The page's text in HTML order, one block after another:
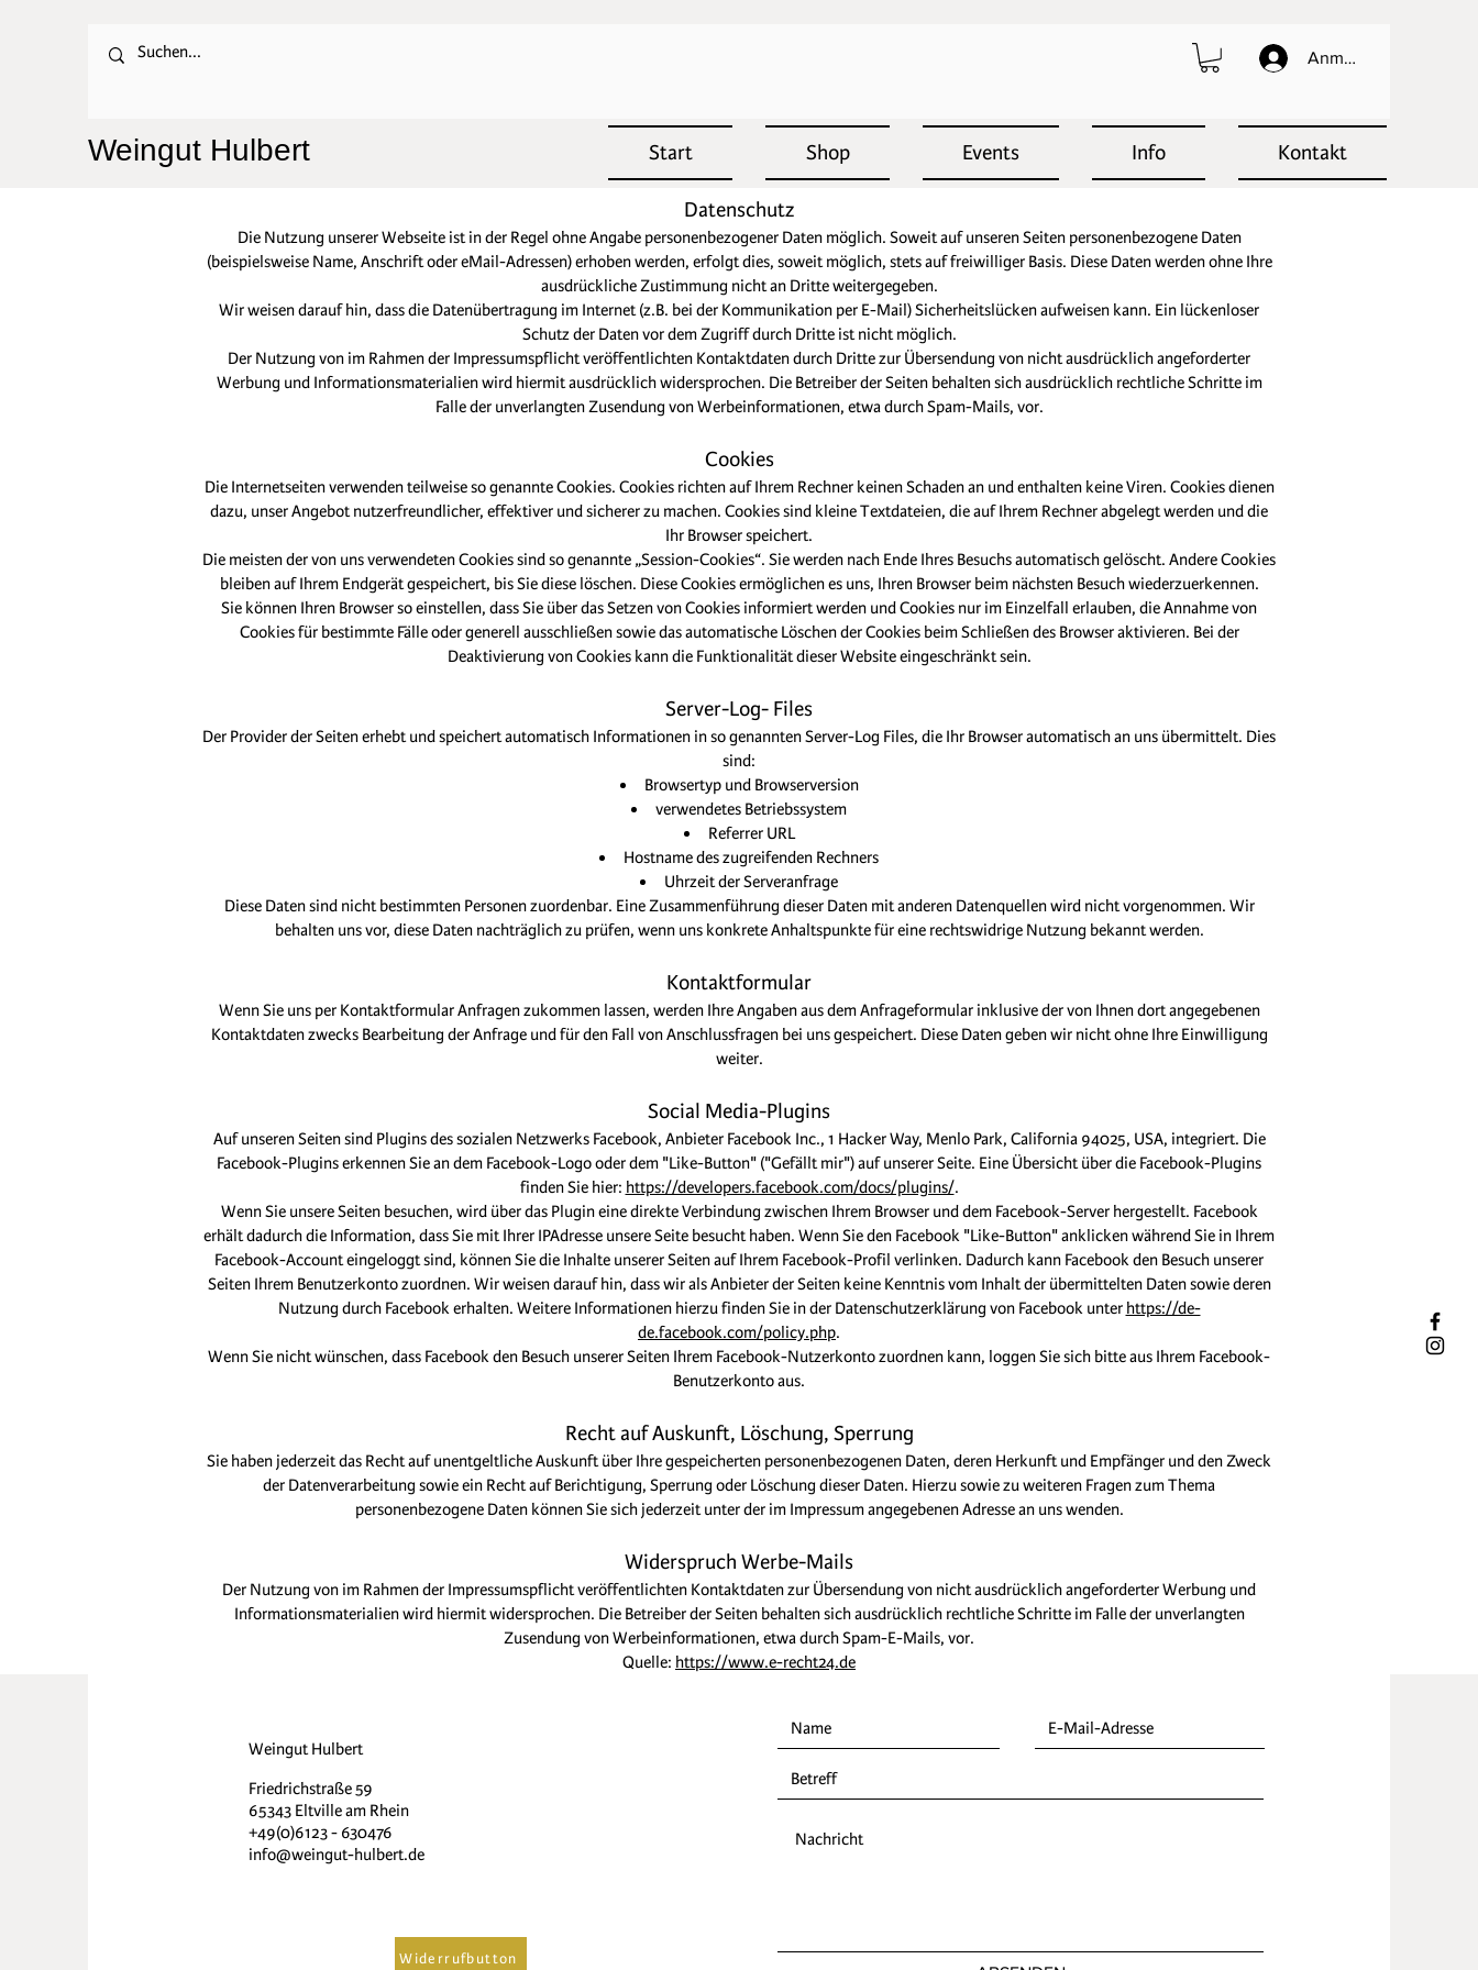
Anmelden
Weingut Hulbert Start Shop Events Info Kontakt
Datenschutz
Die Nutzung unserer Webseite ist in der Regel ohne Angabe personenbezogener Daten möglich. Soweit auf unseren Seiten personenbezogene Daten
(beispielsweise Name, Anschrift oder eMail-Adressen) erhoben werden, erfolgt dies, soweit möglich, stets auf freiwilliger Basis. Diese Daten werden ohne Ihre
ausdrückliche Zustimmung nicht an Dritte weitergegeben.
Wir weisen darauf hin, dass die Datenübertragung im Internet (z.B. bei der Kommunikation per E-Mail) Sicherheitslücken aufweisen kann. Ein lückenloser
Schutz der Daten vor dem Zugriff durch Dritte ist nicht möglich.
Der Nutzung von im Rahmen der Impressumspflicht veröffentlichten Kontaktdaten durch Dritte zur Übersendung von nicht ausdrücklich angeforderter
Werbung und Informationsmaterialien wird hiermit ausdrücklich widersprochen. Die Betreiber der Seiten behalten sich ausdrücklich rechtliche Schritte im
Falle der unverlangten Zusendung von Werbeinformationen, etwa durch Spam-Mails, vor.
Cookies
Die Internetseiten verwenden teilweise so genannte Cookies. Cookies richten auf Ihrem Rechner keinen Schaden an und enthalten keine Viren. Cookies dienen
dazu, unser Angebot nutzerfreundlicher, effektiver und sicherer zu machen. Cookies sind kleine Textdateien, die auf Ihrem Rechner abgelegt werden und die
Ihr Browser speichert.
Die meisten der von uns verwendeten Cookies sind so genannte „Session-Cookies“. Sie werden nach Ende Ihres Besuchs automatisch gelöscht. Andere Cookies
bleiben auf Ihrem Endgerät gespeichert, bis Sie diese löschen. Diese Cookies ermöglichen es uns, Ihren Browser beim nächsten Besuch wiederzuerkennen.
Sie können Ihren Browser so einstellen, dass Sie über das Setzen von Cookies informiert werden und Cookies nur im Einzelfall erlauben, die Annahme von
Cookies für bestimmte Fälle oder generell ausschließen sowie das automatische Löschen der Cookies beim Schließen des Browser aktivieren. Bei der
Deaktivierung von Cookies kann die Funktionalität dieser Website eingeschränkt sein.
Server-Log- Files
Der Provider der Seiten erhebt und speichert automatisch Informationen in so genannten Server-Log Files, die Ihr Browser automatisch an uns übermittelt. Dies
sind:
Browsertyp und Browserversion
verwendetes Betriebssystem
Referrer URL
Hostname des zugreifenden Rechners
Uhrzeit der Serveranfrage
Diese Daten sind nicht bestimmten Personen zuordenbar. Eine Zusammenführung dieser Daten mit anderen Datenquellen wird nicht vorgenommen. Wir
behalten uns vor, diese Daten nachträglich zu prüfen, wenn uns konkrete Anhaltspunkte für eine rechtswidrige Nutzung bekannt werden.
Kontaktformular
Wenn Sie uns per Kontaktformular Anfragen zukommen lassen, werden Ihre Angaben aus dem Anfrageformular inklusive der von Ihnen dort angegebenen
Kontaktdaten zwecks Bearbeitung der Anfrage und für den Fall von Anschlussfragen bei uns gespeichert. Diese Daten geben wir nicht ohne Ihre Einwilligung
weiter.
Social Media-Plugins
Auf unseren Seiten sind Plugins des sozialen Netzwerks Facebook, Anbieter Facebook Inc., 1 Hacker Way, Menlo Park, California 94025, USA, integriert. Die
Facebook-Plugins erkennen Sie an dem Facebook-Logo oder dem "Like-Button" ("Gefällt mir") auf unserer Seite. Eine Übersicht über die Facebook-Plugins
finden Sie hier: https://developers.facebook.com/docs/plugins/.
Wenn Sie unsere Seiten besuchen, wird über das Plugin eine direkte Verbindung zwischen Ihrem Browser und dem Facebook-Server hergestellt. Facebook
erhält dadurch die Information, dass Sie mit Ihrer IPAdresse unsere Seite besucht haben. Wenn Sie den Facebook "Like-Button" anklicken während Sie in Ihrem
Facebook-Account eingeloggt sind, können Sie die Inhalte unserer Seiten auf Ihrem Facebook-Profil verlinken. Dadurch kann Facebook den Besuch unserer
Seiten Ihrem Benutzerkonto zuordnen. Wir weisen darauf hin, dass wir als Anbieter der Seiten keine Kenntnis vom Inhalt der übermittelten Daten sowie deren
Nutzung durch Facebook erhalten. Weitere Informationen hierzu finden Sie in der Datenschutzerklärung von Facebook unter https://de-
de.facebook.com/policy.php.
Wenn Sie nicht wünschen, dass Facebook den Besuch unserer Seiten Ihrem Facebook-Nutzerkonto zuordnen kann, loggen Sie sich bitte aus Ihrem Facebook-
Benutzerkonto aus.
Recht auf Auskunft, Löschung, Sperrung
Sie haben jederzeit das Recht auf unentgeltliche Auskunft über Ihre gespeicherten personenbezogenen Daten, deren Herkunft und Empfänger und den Zweck
der Datenverarbeitung sowie ein Recht auf Berichtigung, Sperrung oder Löschung dieser Daten. Hierzu sowie zu weiteren Fragen zum Thema
personenbezogene Daten können Sie sich jederzeit unter der im Impressum angegebenen Adresse an uns wenden.
Widerspruch Werbe-Mails
Der Nutzung von im Rahmen der Impressumspflicht veröffentlichten Kontaktdaten zur Übersendung von nicht ausdrücklich angeforderter Werbung und
Informationsmaterialien wird hiermit widersprochen. Die Betreiber der Seiten behalten sich ausdrücklich rechtliche Schritte im Falle der unverlangten
Zusendung von Werbeinformationen, etwa durch Spam-E-Mails, vor.
Quelle: https://www.e-recht24.de
Weingut Hulbert
Friedrichstraße 59
65343 Eltville am Rhein
+49(0)6123 - 630476
info@weingut-hulbert.de
Widerrufbutton